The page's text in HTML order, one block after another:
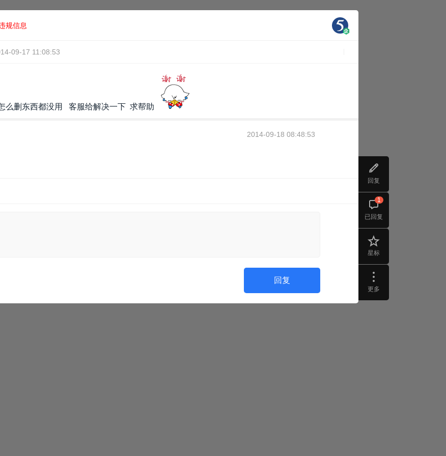
回复
已回复
1
星标
更多
规信息
09-17 11:08:53
么删东西都没用 客服给解决一下 求帮助
2014-09-18 08:48:53
回复